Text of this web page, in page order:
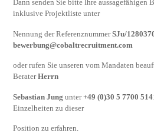
Dann senden Sie bitte Ihre aussagefähigen
inklusive Projektliste unter
Nennung der ReferenznummerSJu/
bewerbung@cobaltrecruitment.com
oder rufen Sie unseren vom Mandaten
BeraterHerrn
Sebastian Jung unter+49 (0)30 5 7700
Einzelheiten zu dieser
Position zu erfahren.